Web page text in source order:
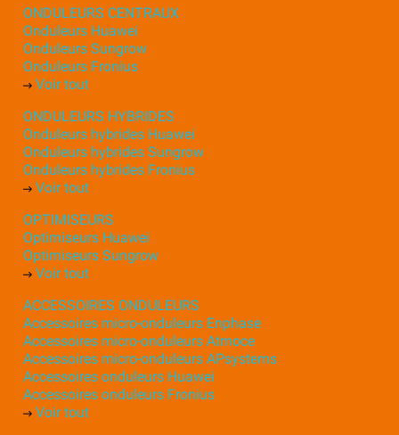
ONDULEURS CENTRAUX
Onduleurs Huawei
Onduleurs Sungrow
Onduleurs Fronius
Voir tout
ONDULEURS HYBRIDES
Onduleurs hybrides Huawei
Onduleurs hybrides Sungrow
Onduleurs hybrides Fronius
Voir tout
OPTIMISEURS
Optimiseurs Huawei
Optimiseurs Sungrow
Voir tout
ACCESSOIRES ONDULEURS
Accessoires micro-onduleurs Enphase
Accessoires micro-onduleurs Atmoce
Accessoires micro-onduleurs APsystems
Accessoires onduleurs Huawei
Accessoires onduleurs Fronius
Voir tout